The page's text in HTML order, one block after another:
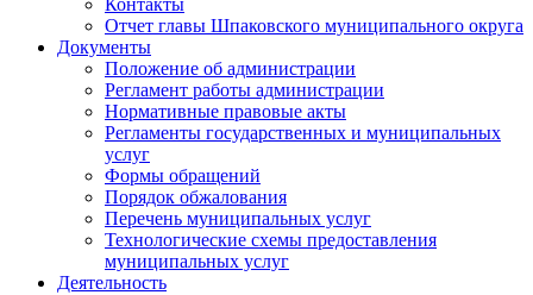
Контакты
Отчет главы Шпаковского муниципального округа
Документы
Положение об администрации
Регламент работы администрации
Нормативные правовые акты
Регламенты государственных и муниципальных
услуг
Формы обращений
Порядок обжалования
Перечень муниципальных услуг
Технологические схемы предоставления
муниципальных услуг
Деятельность